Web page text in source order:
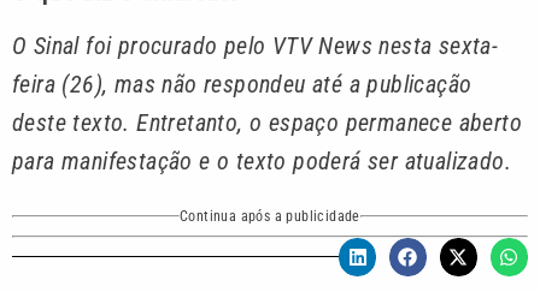
O Sinal foi procurado pelo VTV News nesta sexta-
feira (26), mas não respondeu até a publicação
deste texto. Entretanto, o espaço permanece aberto
para manifestação e o texto poderá ser atualizado.
Continua após a publicidade